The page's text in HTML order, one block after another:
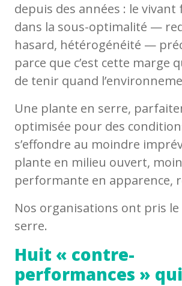
depuis des années : le
dans la sous-optimalité —
hasard, hétérogénéité —
parce que c’est cette marge
de tenir quand
Une plante en serre,
optimisée pour des
s’effondre au moindre
plante en milieu ouvert,
performante en apparence,
Nos organisations ont pris le
serre.
Huit « contre-
performances »